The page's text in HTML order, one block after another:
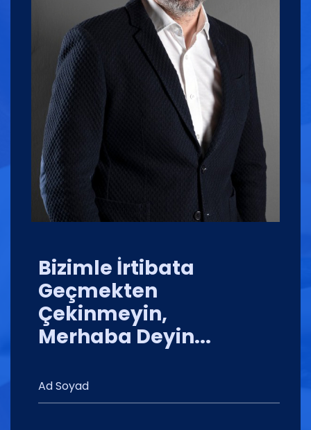
Bizimle İrtibata
Geçmekten
Çekinmeyin,
Merhaba Deyin...